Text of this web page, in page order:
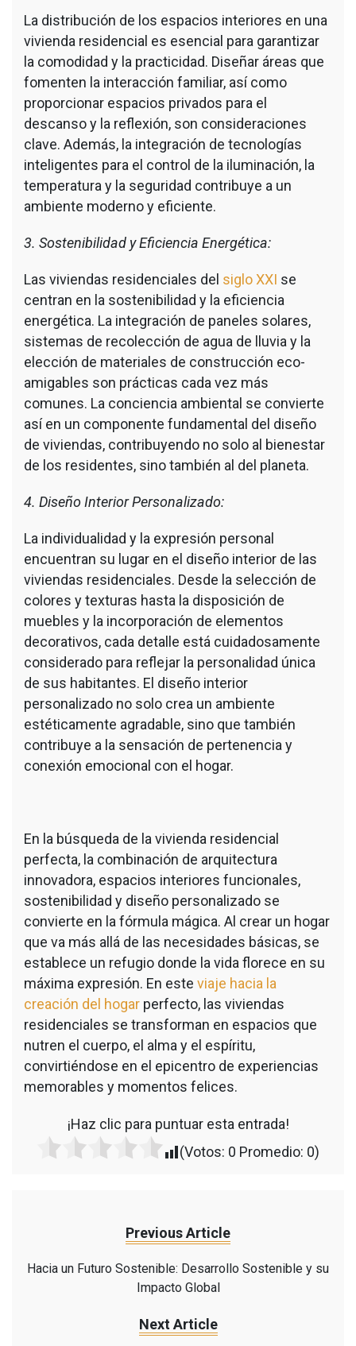
La distribución de los espacios interiores en una
vivienda residencial es esencial para garantizar
la comodidad y la practicidad. Diseñar áreas que
fomenten la interacción familiar, así como
proporcionar espacios privados para el
descanso y la reflexión, son consideraciones
clave. Además, la integración de tecnologías
inteligentes para el control de la iluminación, la
temperatura y la seguridad contribuye a un
ambiente moderno y eficiente.
3. Sostenibilidad y Eficiencia Energética:
Las viviendas residenciales del siglo XXI se
centran en la sostenibilidad y la eficiencia
energética. La integración de paneles solares,
sistemas de recolección de agua de lluvia y la
elección de materiales de construcción eco-
amigables son prácticas cada vez más
comunes. La conciencia ambiental se convierte
así en un componente fundamental del diseño
de viviendas, contribuyendo no solo al bienestar
de los residentes, sino también al del planeta.
4. Diseño Interior Personalizado:
La individualidad y la expresión personal
encuentran su lugar en el diseño interior de las
viviendas residenciales. Desde la selección de
colores y texturas hasta la disposición de
muebles y la incorporación de elementos
decorativos, cada detalle está cuidadosamente
considerado para reflejar la personalidad única
de sus habitantes. El diseño interior
personalizado no solo crea un ambiente
estéticamente agradable, sino que también
contribuye a la sensación de pertenencia y
conexión emocional con el hogar.
En la búsqueda de la vivienda residencial
perfecta, la combinación de arquitectura
innovadora, espacios interiores funcionales,
sostenibilidad y diseño personalizado se
convierte en la fórmula mágica. Al crear un hogar
que va más allá de las necesidades básicas, se
establece un refugio donde la vida florece en su
máxima expresión. En este viaje hacia la
creación del hogar perfecto, las viviendas
residenciales se transforman en espacios que
nutren el cuerpo, el alma y el espíritu,
convirtiéndose en el epicentro de experiencias
memorables y momentos felices.
¡Haz clic para puntuar esta entrada!
(Votos: 0 Promedio: 0)
Previous Article
Hacia un Futuro Sostenible: Desarrollo Sostenible y su
Impacto Global
Next Article